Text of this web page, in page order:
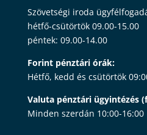
Szövetségi iroda
hétfő-csütörtök 09.00-15.00
péntek: 09.00-14.00
Forint pénztári órák:
Hétfő, kedd és csütörtök
Valuta pénztári ügyintézés
Minden szerdán 10:00-16:00